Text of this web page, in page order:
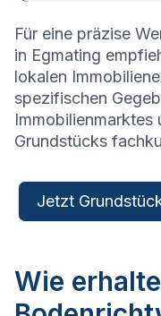
Für eine präzise
in Egmating
lokalen
spezifischen
Immobilienmarktes
Grundstücks
Jetzt
Wie